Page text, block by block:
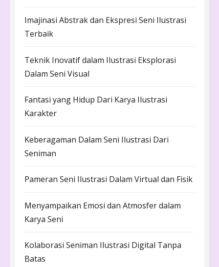
Imajinasi Abstrak dan Ekspresi Seni Ilustrasi
Terbaik
Teknik Inovatif dalam Ilustrasi Eksplorasi
Dalam Seni Visual
Fantasi yang Hidup Dari Karya Ilustrasi
Karakter
Keberagaman Dalam Seni Ilustrasi Dari
Seniman
Pameran Seni Ilustrasi Dalam Virtual dan Fisik
Menyampaikan Emosi dan Atmosfer dalam
Karya Seni
Kolaborasi Seniman Ilustrasi Digital Tanpa
Batas